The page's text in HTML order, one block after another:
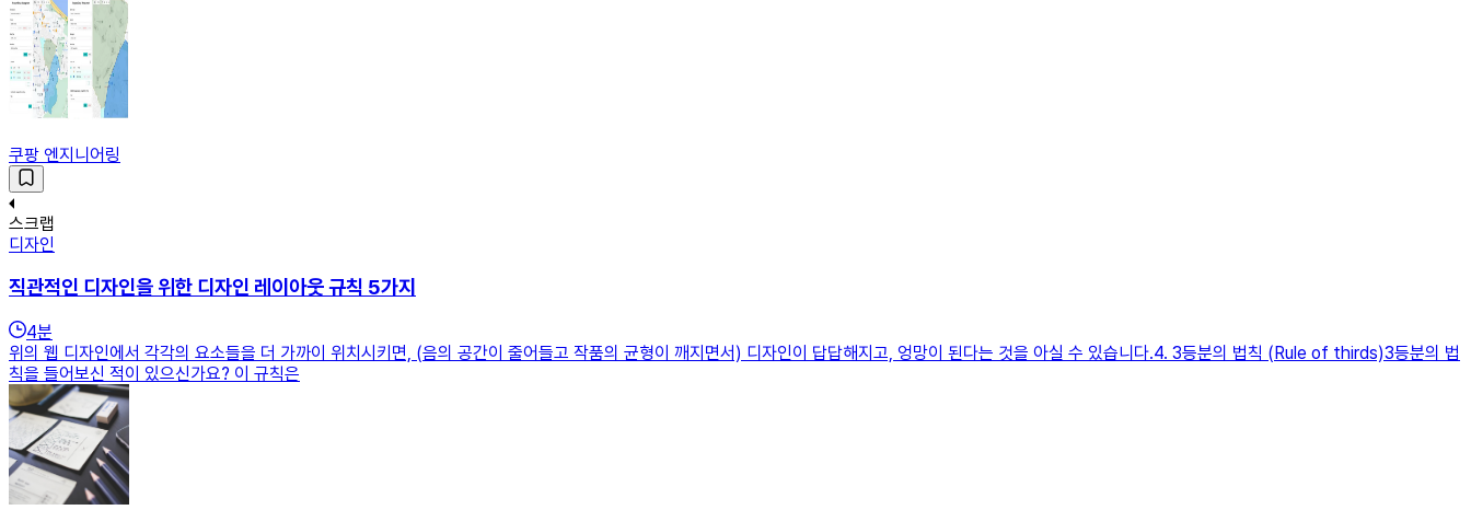
쿠팡 엔지니어링
스크랩
디자인
직관적인 디자인을 위한 디자인 레이아웃 규칙 5가지
4분
위의 웹 디자인에서 각각의 요소들을 더 가까이 위치시키면, (음의 공간이 줄어들고 작품의 균형이 깨지면서) 디자인이 답답해지고, 엉망이 된다는 것을 아실 수 있습니다.​4. 3등분의 법칙 (Rule of thirds)3등분의 법
칙을 들어보신 적이 있으신가요? 이 규칙은